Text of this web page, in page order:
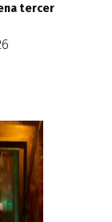
tercer